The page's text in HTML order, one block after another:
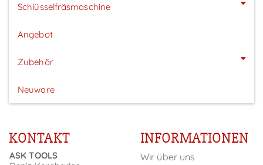
Schlüsselfräsmaschine
Angebot
Zubehör
Neuware
KONTAKT
ASK TOOLS
INFORMATIONEN
Wir über uns